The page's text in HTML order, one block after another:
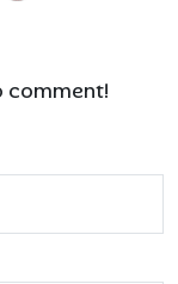
comment!